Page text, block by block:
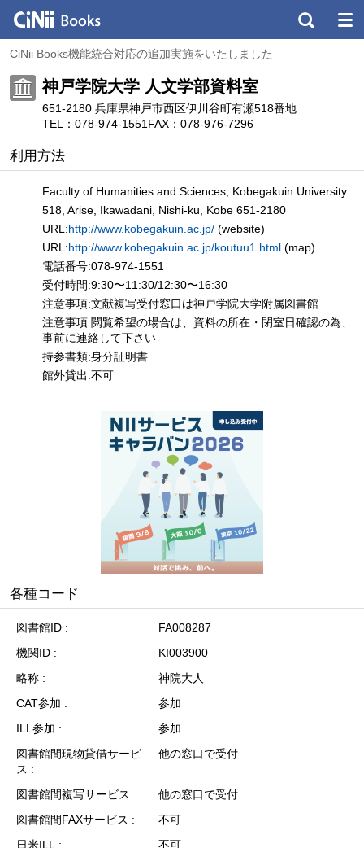
CiNii Books機能統合対応の追加実施をいたしました
神戸学院大学 人文学部資料室
651-2180 兵庫県神戸市西区伊川谷町有瀬518番地
TEL：078-974-1551 FAX：078-976-7296
利用方法
Faculty of Humanities and Sciences, Kobegakuin University
518, Arise, Ikawadani, Nishi-ku, Kobe 651-2180
URL:http://www.kobegakuin.ac.jp/ (website)
URL:http://www.kobegakuin.ac.jp/koutuu1.html (map)
電話番号:078-974-1551
受付時間:9:30〜11:30/12:30〜16:30
注意事項:文献複写受付窓口は神戸学院大学附属図書館
注意事項:閲覧希望の場合は、資料の所在・閉室日確認の為、
事前に連絡して下さい
持参書類:身分証明書
館外貸出:不可
各種コード
図書館ID
FA008287
機関ID
KI003900
略称
神院大人
CAT参加
参加
ILL参加
参加
図書館間現物貸借サービ
ス
他の窓口で受付
図書館間複写サービス
他の窓口で受付
図書館間FAXサービス
不可
日米ILL
不可